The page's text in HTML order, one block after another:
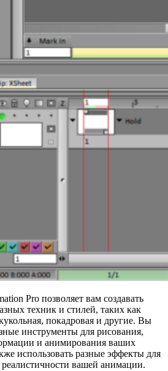
Pro позволяет вам создавать
техник и стилей, таких как
покадровая и другие. Вы
инструменты для рисования,
и анимирования ваших
использовать разные эффекты для
вашей анимации.